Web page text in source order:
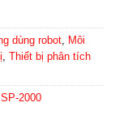
dùng robot, Môi
, Thiết bị phân tích
SP-2000